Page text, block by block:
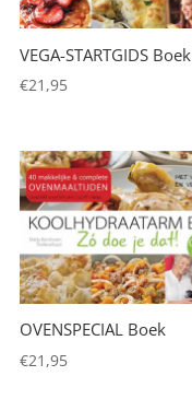
VEGA-STARTGIDS Boek
€21,95
OVENSPECIAL Boek
€21,95